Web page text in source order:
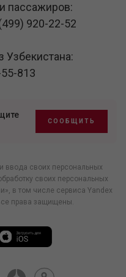
пассажиров:
920-22-52
Узбекистана:
813
СООБЩИТЬ
ввода своих персональных
своих персональных
в том числе сервиса Yandex
права защищены.